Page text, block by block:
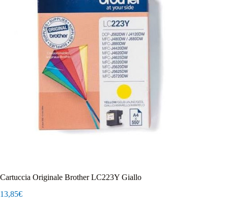
Cartuccia Originale Brother LC223Y Giallo
13,85€